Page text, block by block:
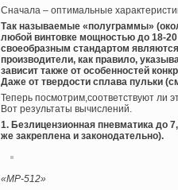
Сначала – оптимальные
Так называемые «полуграммы»
любой винтовке мощностью до 18-
своеобразным стандартом
производители, как правило,
зависит также от особенностей
Даже от твердости сплава пульки
Теперь посмотрим,соответствуют ли
Вот результаты вычислений.
1. Безлицензионная пневматика до
же закреплена и законодательно).
«МР-512»